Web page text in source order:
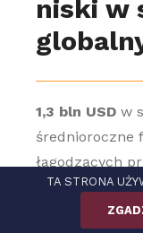
niski w
1,3 bln USDw
średnioroczne
łagodzących
2021 i 2022
TA STRONA